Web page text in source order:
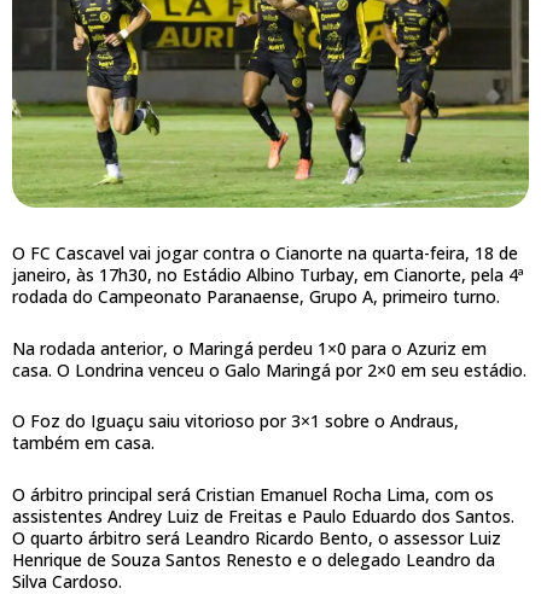
O FC Cascavel vai jogar contra o Cianorte na quarta-feira, 18 de
janeiro, às 17h30, no Estádio Albino Turbay, em Cianorte, pela 4ª
rodada do Campeonato Paranaense, Grupo A, primeiro turno.
Na rodada anterior, o Maringá perdeu 1×0 para o Azuriz em
casa. O Londrina venceu o Galo Maringá por 2×0 em seu estádio.
O Foz do Iguaçu saiu vitorioso por 3×1 sobre o Andraus,
também em casa.
O árbitro principal será Cristian Emanuel Rocha Lima, com os
assistentes Andrey Luiz de Freitas e Paulo Eduardo dos Santos.
O quarto árbitro será Leandro Ricardo Bento, o assessor Luiz
Henrique de Souza Santos Renesto e o delegado Leandro da
Silva Cardoso.